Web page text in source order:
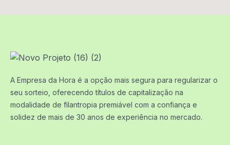
A Empresa da Hora é a opção mais segura para regularizar o
seu sorteio, oferecendo títulos de capitalização na
modalidade de filantropia premiável com a confiança e
solidez de mais de 30 anos de experiência no mercado.